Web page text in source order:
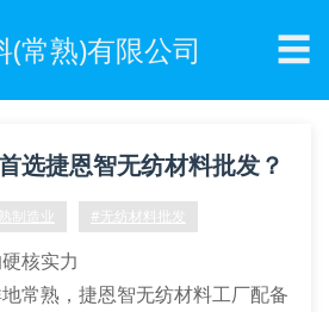
常熟)有限公司 ☰
选捷恩智无纺材料批发？
制造业 #无纺材料批发
核实力
常熟，捷恩智无纺材料工厂配备